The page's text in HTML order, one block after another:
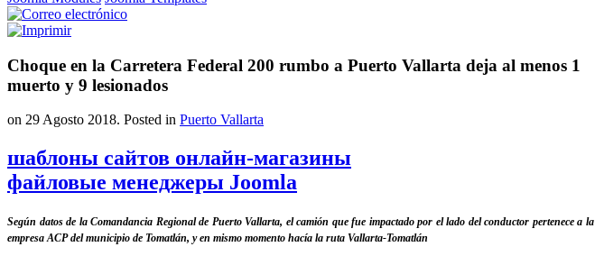
Choque en la Carretera Federal 200 rumbo a Puerto Vallarta deja al menos 1
muerto y 9 lesionados
on 29 Agosto 2018. Posted in Puerto Vallarta
шаблоны сайтов онлайн-магазины
файловые менеджеры Joomla
Según datos de la Comandancia Regional de Puerto Vallarta, el camión que fue impactado por el lado del conductor pertenece a la
empresa ACP del municipio de Tomatlán, y en mismo momento hacía la ruta Vallarta-Tomatlán